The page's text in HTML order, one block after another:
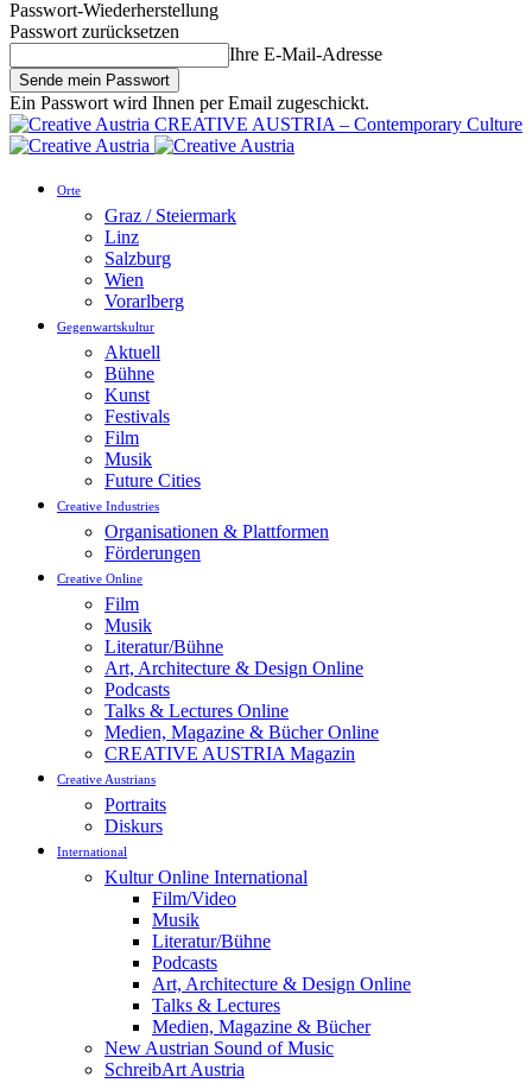
Passwort-Wiederherstellung
Passwort zurücksetzen
Ihre E-Mail-Adresse
Ein Passwort wird Ihnen per Email zugeschickt.
CREATIVE AUSTRIA – Contemporary Culture
Orte
Graz / Steiermark
Linz
Salzburg
Wien
Vorarlberg
Gegenwartskultur
Aktuell
Bühne
Kunst
Festivals
Film
Musik
Future Cities
Creative Industries
Organisationen & Plattformen
Förderungen
Creative Online
Film
Musik
Literatur/Bühne
Art, Architecture & Design Online
Podcasts
Talks & Lectures Online
Medien, Magazine & Bücher Online
CREATIVE AUSTRIA Magazin
Creative Austrians
Portraits
Diskurs
International
Kultur Online International
Film/Video
Musik
Literatur/Bühne
Podcasts
Art, Architecture & Design Online
Talks & Lectures
Medien, Magazine & Bücher
New Austrian Sound of Music
SchreibArt Austria